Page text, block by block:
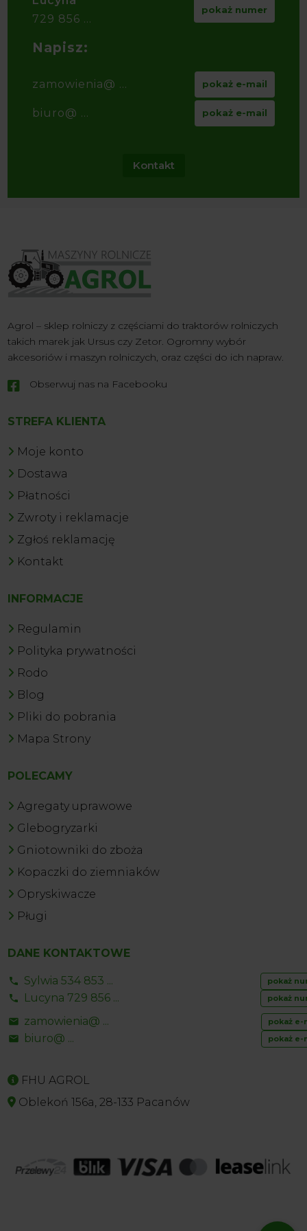
729 856 ...
pokaż numer
Napisz:
zamowienia@ ... pokaż e-mail
biuro@ ... pokaż e-mail
Kontakt
Agrol – sklep rolniczy z częściami do traktorów rolniczych
takich marek jak Ursus czy Zetor. Ogromny wybór
akcesoriów i maszyn rolniczych, oraz części do ich napraw.
 Obserwuj nas na Facebooku
STREFA KLIENTA
Moje konto
Dostawa
Płatności
Zwroty i reklamacje
Zgłoś reklamację
Kontakt
INFORMACJE
Regulamin
Polityka prywatności
Rodo
Blog
Pliki do pobrania
Mapa Strony
POLECAMY
Agregaty uprawowe
Glebogryzarki
Gniotowniki do zboża
Kopaczki do ziemniaków
Opryskiwacze
Pługi
DANE KONTAKTOWE
Sylwia 534 853 ... pokaż
Lucyna 729 856 ... pokaż
zamowienia@ ... pokaż e-
biuro@ ... pokaż e-
FHU AGROL
Oblekoń 156a, 28-133 Pacanów